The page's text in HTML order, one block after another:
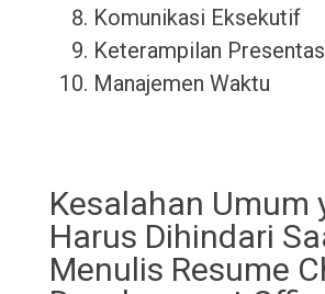
Komunikasi Eksekutif
Keterampilan
Manajemen Waktu
Kesalahan Umum
Harus Dihindari
Menulis Resume